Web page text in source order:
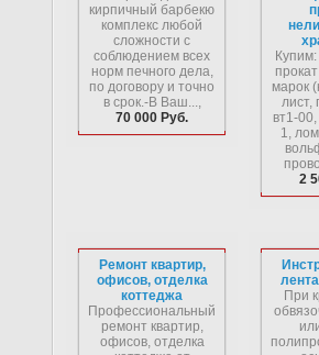
кирпичный барбекю
комплекс любой
сложности с
соблюдением всех
норм печного дела,
по договору и точно
в срок.-В Ваш...,
70 000 Руб.
марок
лист,
вт1-
1,
2
Ремонт квартир,
офисов, отделка
коттеджа
Профессиональный
ремонт квартир,
офисов, отделка
При